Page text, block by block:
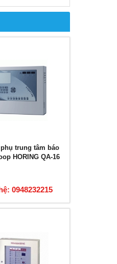
trung tâm báo
HORING QA-16
0948232215